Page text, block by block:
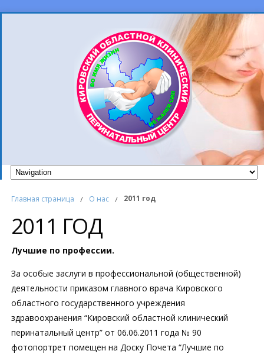
Главная страница / О нас / 2011 год
2011 ГОД
Лучшие по профессии.
За особые заслуги в профессиональной (общественной)
деятельности приказом главного врача Кировского
областного государственного учреждения
здравоохранения “Кировский областной клинический
перинатальный центр” от 06.06.2011 года № 90
фотопортрет помещен на Доску Почета “Лучшие по